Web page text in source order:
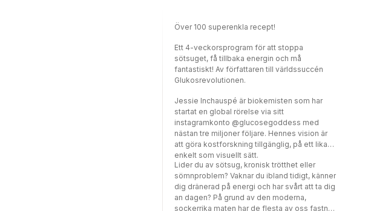
Över 100 superenkla recept!
Ett 4-veckorsprogram för att stoppa
sötsuget, få tillbaka energin och må
fantastiskt! Av författaren till världssuccén
Glukosrevolutionen.
Jessie Inchauspé är biokemisten som har
startat en global rörelse via sitt
instagramkonto @glucosegoddess med
nästan tre miljoner följare. Hennes vision är
att göra kostforskning tillgänglig, på ett lika
enkelt som visuellt sätt.
Lider du av sötsug, kronisk trötthet eller
sömnproblem? Vaknar du ibland tidigt, känner
dig dränerad på energi och har svårt att ta dig
an dagen? På grund av den moderna,
sockerrika maten har de flesta av oss fastnat